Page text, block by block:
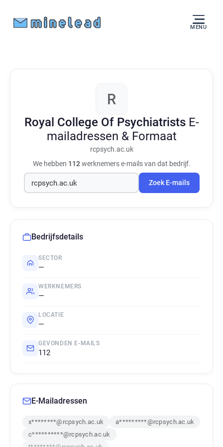
MENU
R
Royal College Of Psychiatrists E-
mailadressen & Formaat
rcpsych.ac.uk
We hebben 112werknemers e-mails van dat bedrijf.
Zoek E-mails
Bedrijfsdetails
SECTOR
—
WERKNEMERS
—
LOCATIE
—
GEVONDEN E-MAILS
112
E-Mailadressen
x********@rcpsych.ac.uk
a*********@rcpsych.ac.uk
c**********@rcpsych.ac.uk